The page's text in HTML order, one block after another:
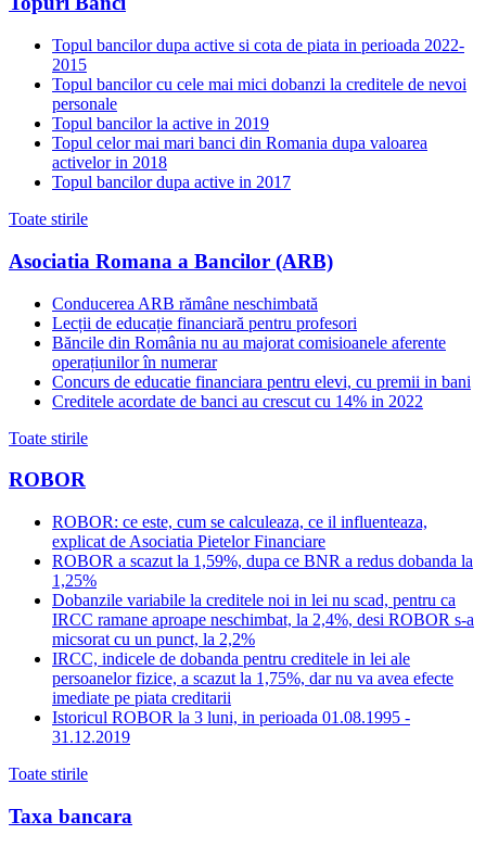
Topul bancilor dupa active si cota de piata in perioada 2022-
2015
Topul bancilor cu cele mai mici dobanzi la creditele de nevoi
personale
Topul bancilor la active in 2019
Topul celor mai mari banci din Romania dupa valoarea
activelor in 2018
Topul bancilor dupa active in 2017
Toate stirile
Asociatia Romana a Bancilor (ARB)
Conducerea ARB rămâne neschimbată
Lecții de educație financiară pentru profesori
Băncile din România nu au majorat comisioanele aferente
operațiunilor în numerar
Concurs de educatie financiara pentru elevi, cu premii in bani
Creditele acordate de banci au crescut cu 14% in 2022
Toate stirile
ROBOR
ROBOR: ce este, cum se calculeaza, ce il influenteaza,
explicat de Asociatia Pietelor Financiare
ROBOR a scazut la 1,59%, dupa ce BNR a redus dobanda la
1,25%
Dobanzile variabile la creditele noi in lei nu scad, pentru ca
IRCC ramane aproape neschimbat, la 2,4%, desi ROBOR s-a
micsorat cu un punct, la 2,2%
IRCC, indicele de dobanda pentru creditele in lei ale
persoanelor fizice, a scazut la 1,75%, dar nu va avea efecte
imediate pe piata creditarii
Istoricul ROBOR la 3 luni, in perioada 01.08.1995 -
31.12.2019
Toate stirile
Taxa bancara